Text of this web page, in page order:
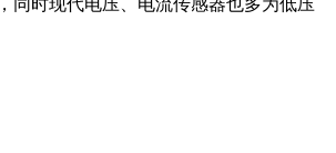
同时现代电压、电流传感器也多为低压